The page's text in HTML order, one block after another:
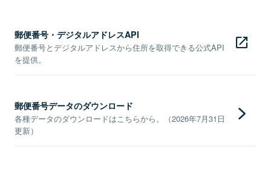
郵便番号・デジタルアドレスAPI
郵便番号とデジタルアドレスから住所を取得できる公式API
を提供。
郵便番号データのダウンロード
各種データのダウンロードはこちらから。（2026年7月31日
更新）